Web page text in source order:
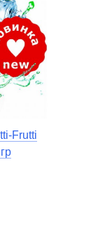
Frutti